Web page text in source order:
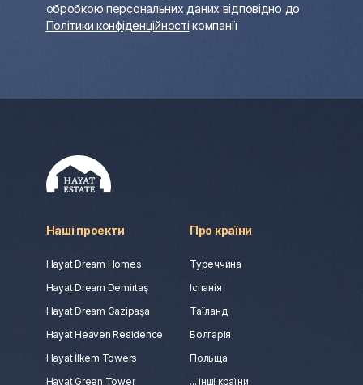
обробкою персональних даних відповідно до
Політики конфіденційності компанії
Наші проекти
Hayat Dream Homes
Hayat Dream Demirtaş
Hayat Dream Gazipaşa
Hayat Heaven Residence
Hayat İlkem Towers
Hayat Green Tower
Про країни
Туреччина
Іспанія
Таїланд
Болгарія
Польща
... інші країни